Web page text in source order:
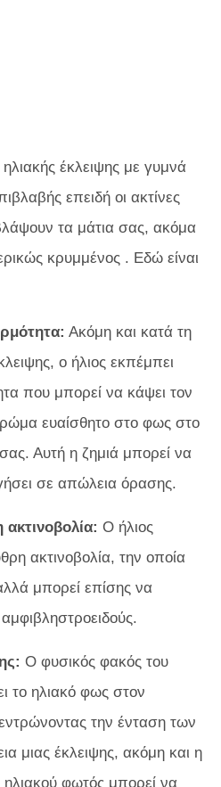
έκλειψης με γυμνά
επειδή οι ακτίνες
τα μάτια σας, ακόμα
κρυμμένος . Εδώ είναι
Ακόμη και κατά τη
ο ήλιος εκπέμπει
που μπορεί να κάψει τον
ευαίσθητο στο φως στο
Αυτή η ζημιά μπορεί να
σε απώλεια όρασης.
Ο ήλιος
ακτινοβολία, την οποία
μπορεί επίσης να
Ο φυσικός φακός του
το ηλιακό φως στον
την ένταση των
μιας έκλειψης, ακόμη και η
φωτός μπορεί να